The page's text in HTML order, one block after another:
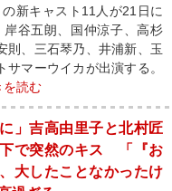
の新キャスト11人が21日に
岸谷五朗、国仲涼子、高杉
則、三石琴乃、井浦新、玉
マーウイカが出演する。
を読む
に」吉高由里子と北村匠
で突然のキス 「『お
大したことなかったけ